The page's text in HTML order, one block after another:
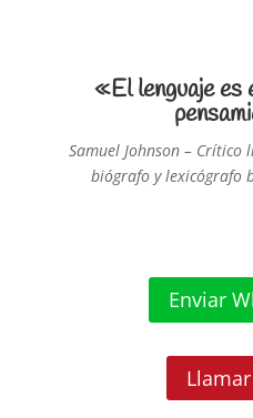
«El lenguaje es
Samuel Johnson –
biógrafo y lexicógrafo
Enviar